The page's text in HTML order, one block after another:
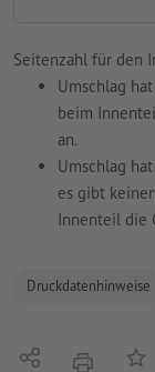
Seitenzahl für den
Umschlag
beim
an.
Umschlag
es gibt
Innenteil die
Druckdatenhinweise
Teilen DruckenAuf